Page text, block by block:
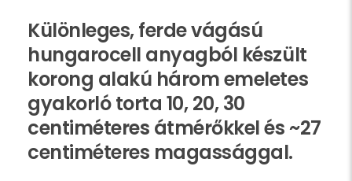
Különleges, ferde vágású
hungarocell anyagból készült
korong alakú három emeletes
gyakorló torta 10, 20, 30
centiméteres átmérőkkel és ~27
centiméteres magassággal.